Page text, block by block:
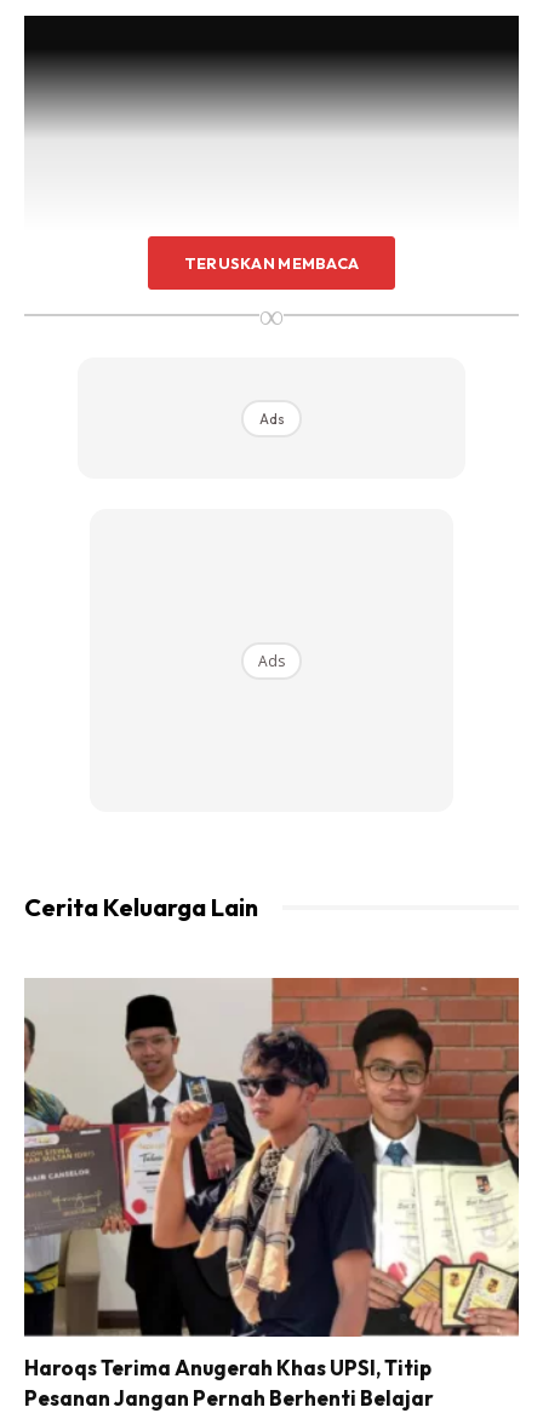
nostalgia kisah menarik sepanjang bulan Ramadan yang
mungkin tidak dikongsi kepada umum sebelum ini. Antara
Ads
Penuh Gelagat Lucu Dan Ceria
Memang gamat dapur dengan pelbagai celoteh mereka
sambil berkongsi cerita suka duka serta ketawa gembira
TERUSKAN MEMBACA
∞
Ads
Ads
Cerita Keluarga Lain
Haroqs Terima Anugerah Khas UPSI, Titip
Pesanan Jangan Pernah Berhenti Belajar